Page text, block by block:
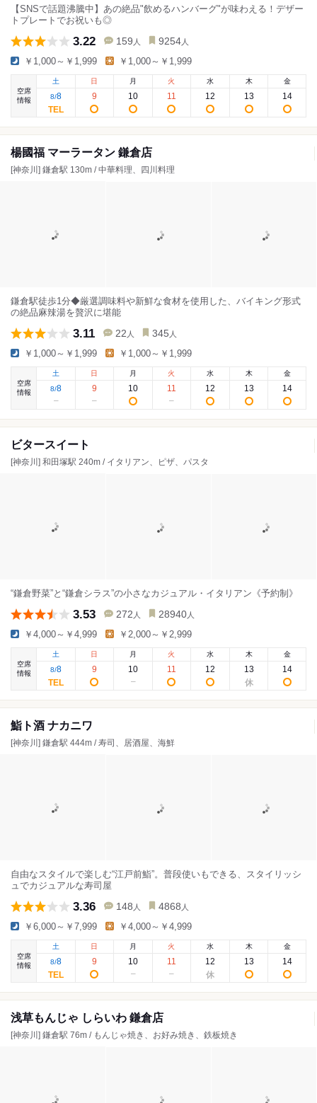
【SNSで話題沸騰中】あの絶品"飲めるハンバーグ"が味わえる！デザー
トプレートでお祝いも◎
3.22 159 人 9254 人
￥1,000～￥1,999 ￥1,000～￥1,999
空席
情報
土
8/8
日
9
月
10
火
11
水
12
木
13
金
14
楊國福 マーラータン 鎌倉店
[神奈川] 鎌倉駅 130m / 中華料理、四川料理
鎌倉駅徒歩1分◆厳選調味料や新鮮な食材を使用した、バイキング形式
の絶品麻辣湯を贅沢に堪能
3.11 22 人 345 人
￥1,000～￥1,999 ￥1,000～￥1,999
空席
情報
土
8/8
日
9
月
10
火
11
水
12
木
13
金
14
ビタースイート
[神奈川] 和田塚駅 240m / イタリアン、ピザ、パスタ
“鎌倉野菜”と“鎌倉シラス”の小さなカジュアル・イタリアン《予約制》
3.53 272 人 28940 人
￥4,000～￥4,999 ￥2,000～￥2,999
空席
情報
土
8/8
日
9
月
10
火
11
水
12
木
13
金
14
鮨ト酒 ナカニワ
[神奈川] 鎌倉駅 444m / 寿司、居酒屋、海鮮
自由なスタイルで楽しむ“江戸前鮨”。普段使いもできる、スタイリッシ
ュでカジュアルな寿司屋
3.36 148 人 4868 人
￥6,000～￥7,999 ￥4,000～￥4,999
空席
情報
土
8/8
日
9
月
10
火
11
水
12
木
13
金
14
浅草もんじゃ しらいわ 鎌倉店
[神奈川] 鎌倉駅 76m / もんじゃ焼き、お好み焼き、鉄板焼き